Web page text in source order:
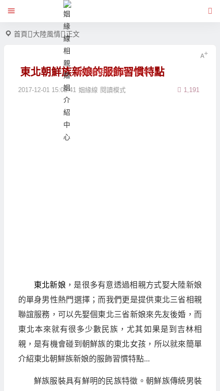
姻緣線相親婚姻介紹中心
首頁 大陸風情 正文
東北朝鮮族新娘的服飾習慣特點
2017-12-01 15:02:41 姻緣線 1,191
閱讀模式
東北新娘 ，是很多有意透過相親方式娶大陸新娘
的單身男性熱門選擇；而我們更是提供東北三省相親
聯誼服務，可以先娶個東北三省新娘來先友後婚，而
東北本來就有很多少數民族，尤其如果是到吉林相
親，是有機會碰到朝鮮族的東北女孩，所以就來簡單
介紹東北朝鮮族新娘的服飾習慣特點...
鮮族服裝具有鮮明的民族特徵。朝鮮族傳統男裝